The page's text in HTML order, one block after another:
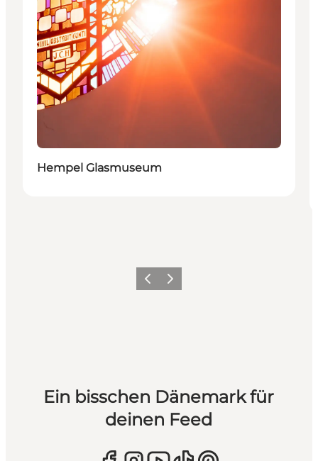
Hempel Glasmuseum
ZurückWeiter
Ein bisschen Dänemark für
deinen Feed